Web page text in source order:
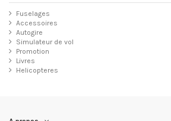
Fuselages
Accessoires
Autogire
Simulateur de vol
Promotion
Livres
Helicopteres